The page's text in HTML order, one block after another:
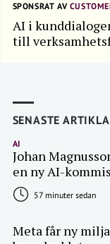
SPONSRAT AV
AI i
till
SENASTE
AI
Johan
en ny AI-
57 minuter sedan
Meta får ny